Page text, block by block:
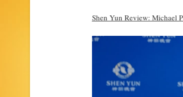
Shen Yun Review: Michael